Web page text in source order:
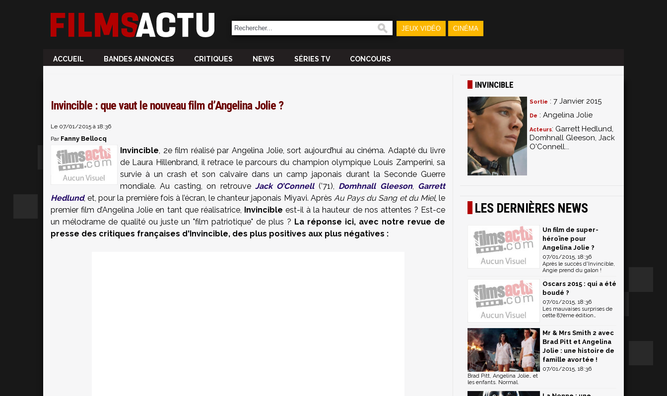
JEUX VIDÉO CINÉMA
ACCUEIL BANDES ANNONCES CRITIQUES NEWS SÉRIES TV CONCOURS
Invincible : que vaut le nouveau film d’Angelina Jolie ?
Le 07/01/2015 à 18:36
Par Fanny Bellocq
Invincible, 2e film réalisé par Angelina Jolie, sort aujourd’hui au cinéma. Adapté du livre
de Laura Hillenbrand, il retrace le parcours du champion olympique Louis Zamperini, sa
survie à un crash et son calvaire dans un camp japonais durant la Seconde Guerre
mondiale. Au casting, on retrouve Jack O’Connell(’71), Domhnall Gleeson, Garrett
Hedlund, et, pour la première fois à l’écran, le chanteur japonais Miyavi. Après Au Pays du Sang et du Miel, le
premier film d’Angelina Jolie en tant que réalisatrice, Invincible est-il à la hauteur de nos attentes ? Est-ce
un mélodrame de qualité ou juste un "film patriotique" de plus ? La réponse ici, avec notre revue de
presse des critiques françaises d'Invincible, des plus positives aux plus négatives :
INVINCIBLE
Sortie : 7 Janvier 2015
De : Angelina Jolie
Acteurs: Garrett Hedlund,
Domhnall Gleeson, Jack
O'Connell...
LES DERNIÈRES NEWS
Un film de super-
héroïne pour
Angelina Jolie ?
07/01/2015, 18:36
Après le succès d'Invincible,
Angie prend du galon !
Oscars 2015 : qui a été
boudé ?
07/01/2015, 18:36
Les mauvaises surprises de
cette 87ème édition…
Mr & Mrs Smith 2 avec
Brad Pitt et Angelina
Jolie : une histoire de
famille avortée !
07/01/2015, 18:36
Brad Pitt, Angelina Jolie… et
les enfants. Normal.